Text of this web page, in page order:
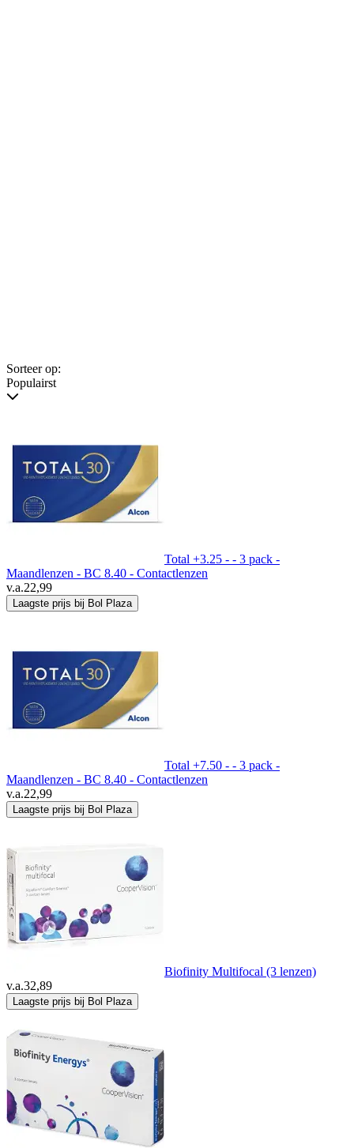
Sorteer op:
Populairst
Total +3.25 - - 3 pack -
Maandlenzen - BC 8.40 - Contactlenzen
v.a.22,99
Laagste prijs bij Bol Plaza
Total +7.50 - - 3 pack -
Maandlenzen - BC 8.40 - Contactlenzen
v.a.22,99
Laagste prijs bij Bol Plaza
Biofinity Multifocal (3 lenzen)
v.a.32,89
Laagste prijs bij Bol Plaza